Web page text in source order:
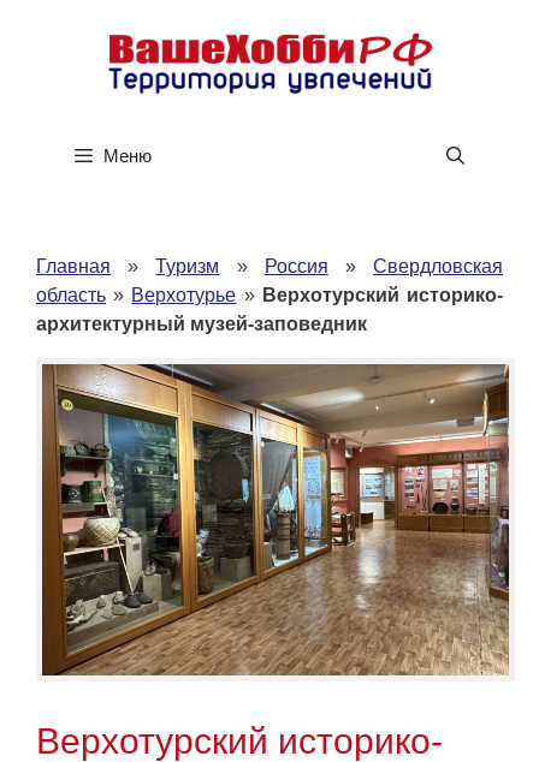
содержимому
Меню
Главная »Туризм » Россия »Свердловская
область » Верхотурье » Верхотурский историко-
архитектурный музей-заповедник
Верхотурский историко-